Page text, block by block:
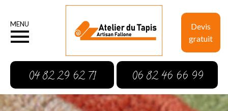
Devis
gratuit
MENU
04 82 29 62 71 06 82 46 66 99